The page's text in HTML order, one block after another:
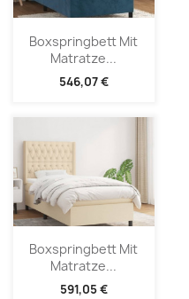
Boxspringbett Mit
Matratze...
546,07 €
Boxspringbett Mit
Matratze...
591,05 €